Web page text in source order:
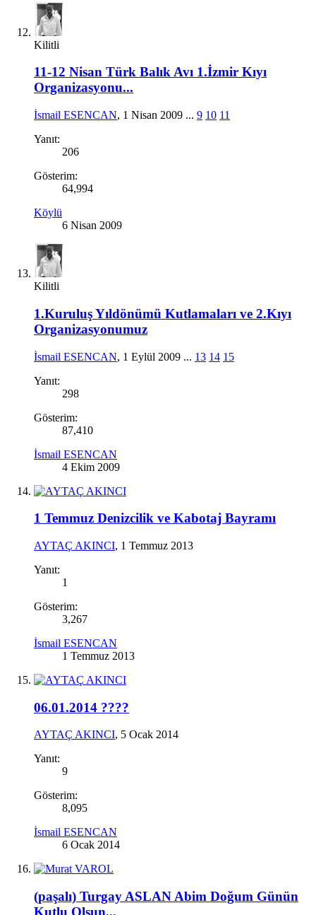
Kilitli
11-12 Nisan Türk Balık Avı 1.İzmir Kıyı
Organizasyonu...
İsmail ESENCAN, 1 Nisan 2009 ... 9 10 11
Yanıt:
206
Gösterim:
64,994
Köylü
6 Nisan 2009
Kilitli
1.Kuruluş Yıldönümü Kutlamaları ve 2.Kıyı
Organizasyonumuz
İsmail ESENCAN, 1 Eylül 2009 ... 13 14 15
Yanıt:
298
Gösterim:
87,410
İsmail ESENCAN
4 Ekim 2009
1 Temmuz Denizcilik ve Kabotaj Bayramı
AYTAÇ AKINCI, 1 Temmuz 2013
Yanıt:
1
Gösterim:
3,267
İsmail ESENCAN
1 Temmuz 2013
06.01.2014 ????
AYTAÇ AKINCI, 5 Ocak 2014
Yanıt:
9
Gösterim:
8,095
İsmail ESENCAN
6 Ocak 2014
(paşalı) Turgay ASLAN Abim Doğum Günün
Kutlu Olsun...